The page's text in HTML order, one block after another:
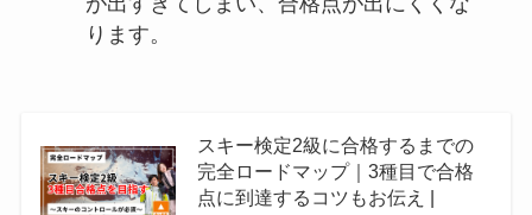
ります。
スキー検定2級に合格するまでの
完全ロードマップ｜3種目で合格
点に到達するコツもお伝え |